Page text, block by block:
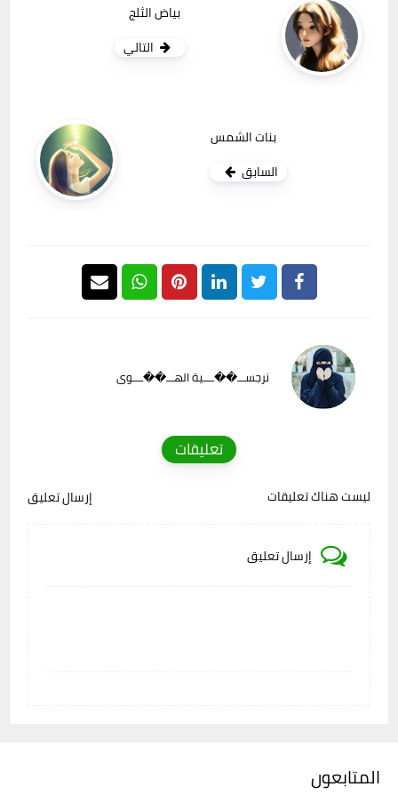
بياض الثلج
التالي
بنات الشمس
السابق
نرجســـ��ــــية الهـــ��ــــوى
تعليقات
ليست هناك تعليقات إرسال تعليق
إرسال تعليق
المتابعون